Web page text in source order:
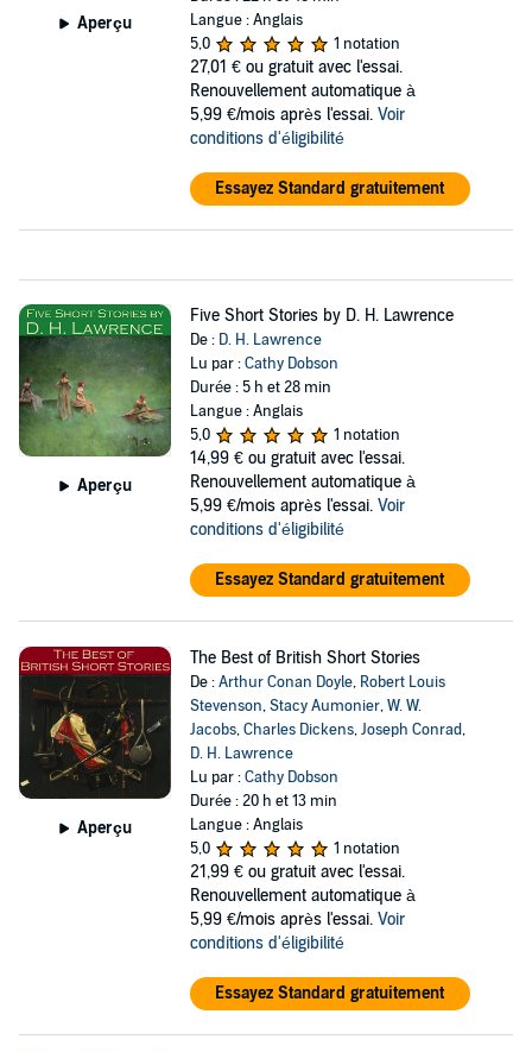
Aperçu
Langue : Anglais
5,0
1 notation
27,01 € ou gratuit avec l'essai.
Renouvellement automatique à
5,99 €/mois après l'essai. Voir
conditions d'éligibilité
Essayez Standard gratuitement
Aperçu
Five Short Stories by D. H. Lawrence
De : D. H. Lawrence
Lu par :Cathy Dobson
Durée : 5 h et 28 min
Langue : Anglais
5,0
1 notation
14,99 € ou gratuit avec l'essai.
Renouvellement automatique à
5,99 €/mois après l'essai. Voir
conditions d'éligibilité
Essayez Standard gratuitement
Aperçu
The Best of British Short Stories
De :Arthur Conan Doyle, Robert Louis
Stevenson,Stacy Aumonier,W. W.
Jacobs,Charles Dickens,Joseph Conrad,
D. H. Lawrence
Lu par :Cathy Dobson
Durée : 20 h et 13 min
Langue : Anglais
5,0
1 notation
21,99 € ou gratuit avec l'essai.
Renouvellement automatique à
5,99 €/mois après l'essai. Voir
conditions d'éligibilité
Essayez Standard gratuitement